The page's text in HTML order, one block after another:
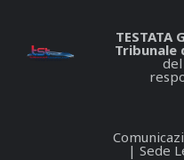
TESTATA
Tribunale
| Sede